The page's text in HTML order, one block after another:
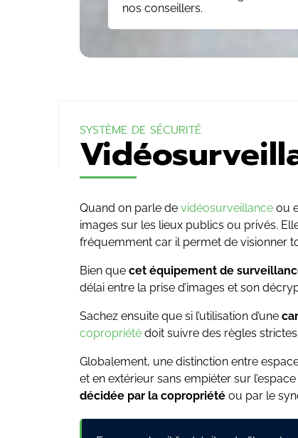
nos conseillers.
SYSTÈME DE SÉCURITÉ
Quand on parle de vidéosurveillance ou
images sur les lieux publics ou privés.
fréquemment car il permet de visionner
Bien que cet équipement de
délai entre la prise d’images et son
Sachez ensuite que si l’utilisation d’une
copropriété doit suivre des règles
Globalement, une distinction entre
et en extérieur sans empiéter sur
décidée par la copropriété ou par le